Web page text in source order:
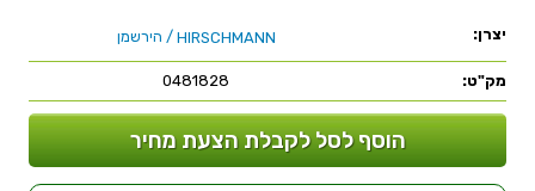
יצרן: HIRSCHMANN / הירשמן
מק"ט: 0481828
הוסף לסל לקבלת הצעת מחיר